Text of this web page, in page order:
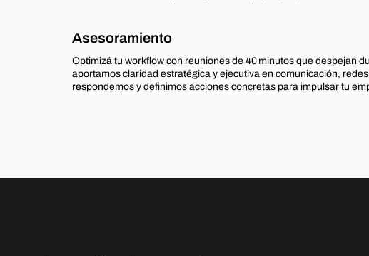
Asesoramiento
Optimizá tu workflow con reuniones de 40 minutos que despejan
aportamos claridad estratégica y ejecutiva en comunicación,
respondemos y definimos acciones concretas para impulsar tu